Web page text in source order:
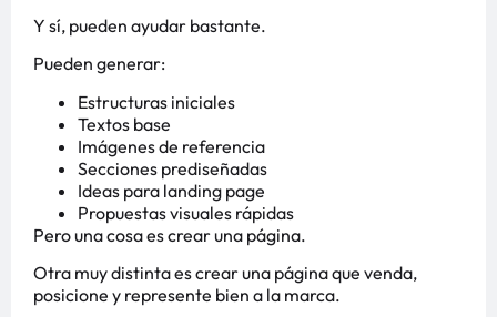
Y sí, pueden ayudar bastante.
Pueden generar:
Estructuras iniciales
Textos base
Imágenes de referencia
Secciones prediseñadas
Ideas para landing page
Propuestas visuales rápidas
Pero una cosa es crear una página.
Otra muy distinta es crear una página que venda,
posicione y represente bien a la marca.